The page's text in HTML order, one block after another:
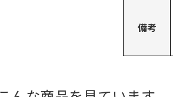
備考